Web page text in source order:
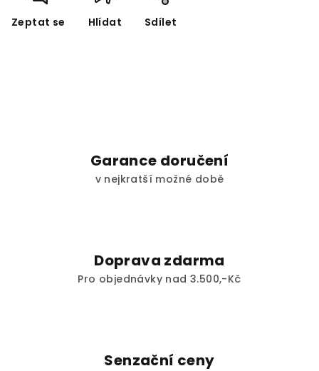
Zeptat se Hlídat Sdílet
Garance doručení
v nejkratší možné době
Doprava zdarma
Pro objednávky nad 3.500,-Kč
Senzační ceny